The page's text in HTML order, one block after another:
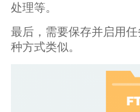
处理等。
最后，需要保存并启用
种方式类似。